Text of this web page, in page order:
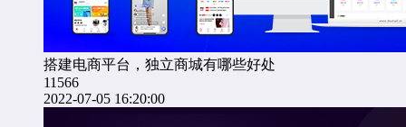
搭建电商平台，独立商城有哪些好处
11566
2022-07-05 16:20:00